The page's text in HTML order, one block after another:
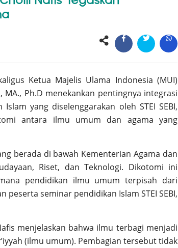
Ketua Majelis Ulama Indonesia (MUI)
MA., Ph.D menekankan pentingnya integrasi
yang diselenggarakan oleh STEI SEBI,
antara ilmu umum dan agama yang
berada di bawah Kementerian Agama dan
Riset, dan Teknologi. Dikotomi ini
pendidikan ilmu umum terpisah dari
seminar pendidikan Islam STEI SEBI,
menjelaskan bahwa ilmu terbagi menjadi
(ilmu umum). Pembagian tersebut tidak